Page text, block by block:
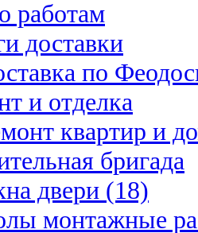
работам
доставки
по
и отделка
квартир и
бригада
двери (18)
монтажные